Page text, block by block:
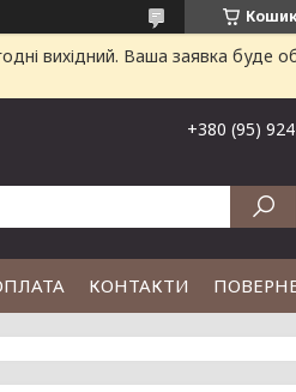
вихідний. Ваша заявка буде
+380 (95)
КОНТАКТИ